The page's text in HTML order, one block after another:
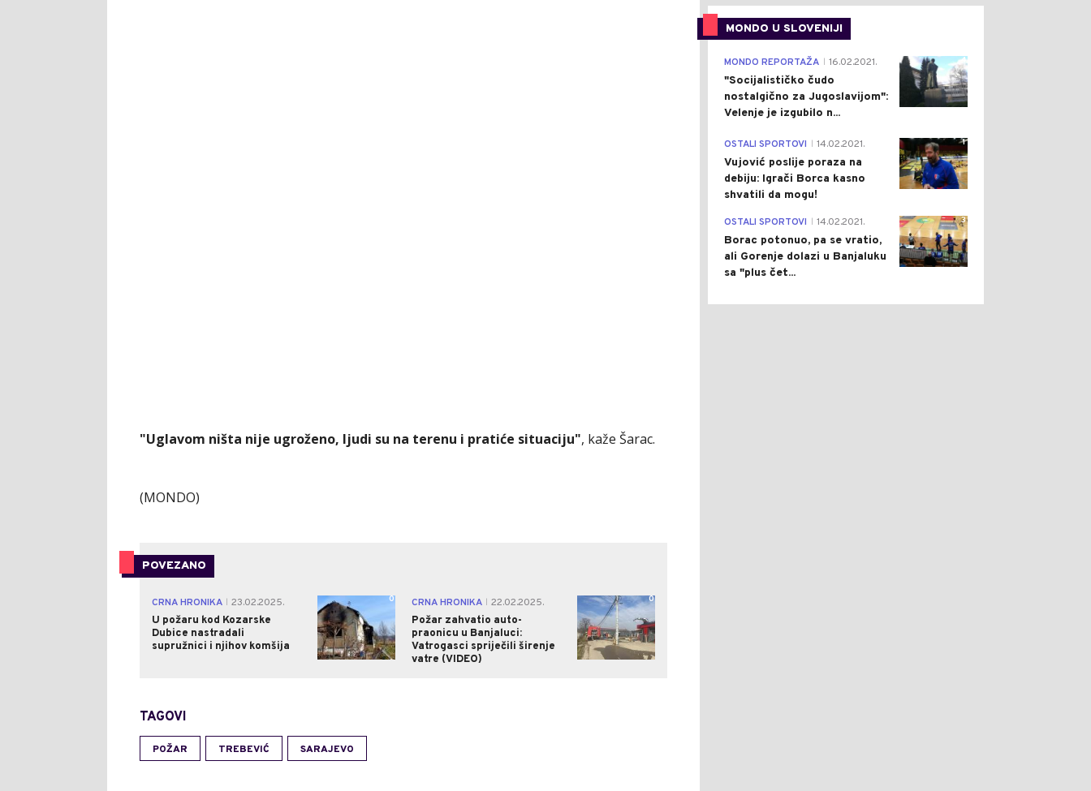
"Uglavom ništa nije ugroženo, ljudi su na terenu i pratiće situaciju", kaže Šarac.
(MONDO)
POVEZANO
CRNA HRONIKA
23.02.2025.
U požaru kod Kozarske
Dubice nastradali
supružnici i njihov komšija
0 CRNA HRONIKA
22.02.2025.
Požar zahvatio auto-
praonicu u Banjaluci:
Vatrogasci spriječili širenje
vatre (VIDEO)
0
TAGOVI
POŽAR TREBEVIĆ SARAJEVO
MONDO U SLOVENIJI
4
MONDO REPORTAŽA 16.02.2021.
"Socijalističko čudo
nostalgično za Jugoslavijom":
Velenje je izgubilo n...
1
OSTALI SPORTOVI 14.02.2021.
Vujović poslije poraza na
debiju: Igrači Borca kasno
shvatili da mogu!
3
OSTALI SPORTOVI 14.02.2021.
Borac potonuo, pa se vratio,
ali Gorenje dolazi u Banjaluku
sa "plus čet...